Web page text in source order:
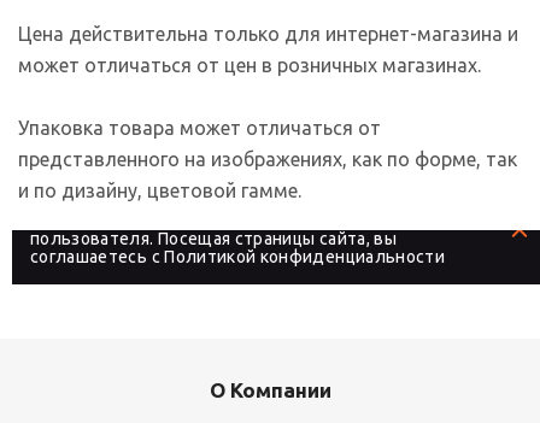
Цена действительна только для интернет-магазина и
может отличаться от цен в розничных магазинах.
Упаковка товара может отличаться от
представленного на изображениях, как по форме, так
и по дизайну, цветовой гамме.
На сайте используются файлы cookies, которые его
пользователя. Посещая страницы сайта, вы
соглашаетесь сПолитикой конфиденциальности
О Компании